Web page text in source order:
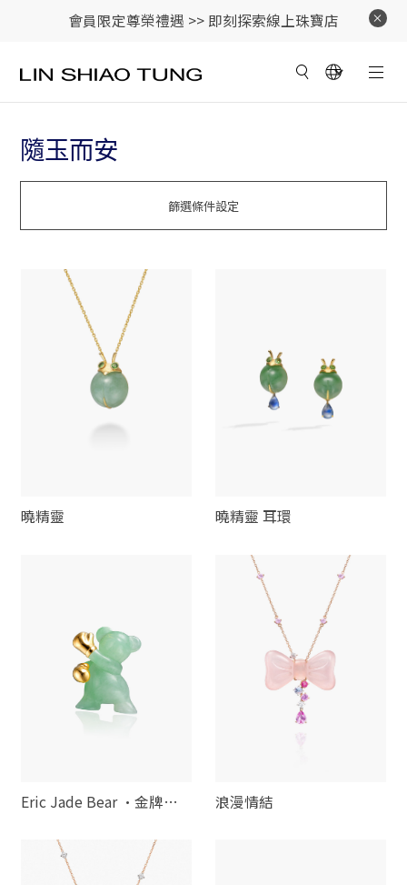
會員限定尊榮禮遇 >> 即刻探索線上珠寶店
隨玉而安
篩選條件設定
曉精靈 曉精靈 耳環
Eric Jade Bear ·金牌拳
浪漫情結